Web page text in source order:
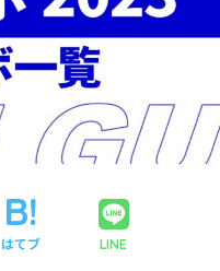
はてブ LINE